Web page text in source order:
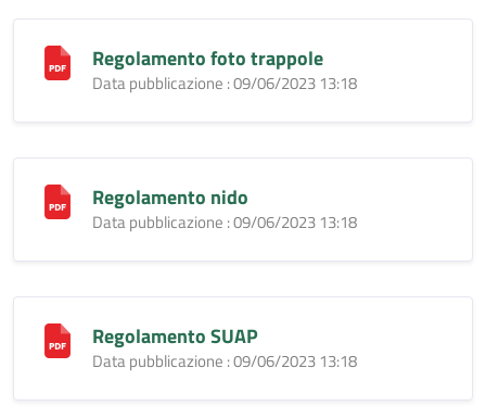
Regolamento foto trappole
Data pubblicazione : 09/06/2023 13:18
Regolamento nido
Data pubblicazione : 09/06/2023 13:18
Regolamento SUAP
Data pubblicazione : 09/06/2023 13:18